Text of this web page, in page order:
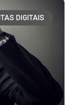
DIGITAIS